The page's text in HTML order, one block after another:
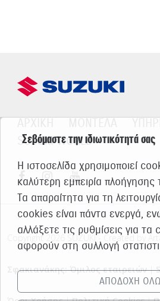
SUZUKI WORLD
Copyright 2026 SUZUKI - Created by
Σφακιανάκης: Όμιλος εταιρειών|
Σεβόμαστε την ιδιωτικότητά σας
Η ιστοσελίδα χρησιμοποιεί
καλύτερη εμπειρία
Τα απαραίτητα για τη
cookies είναι πάντα ενεργά,
αλλάξετε τις ρυθμίσεις για
αφορούν στη συλλογή
ΑΠΟΔΟΧΗ